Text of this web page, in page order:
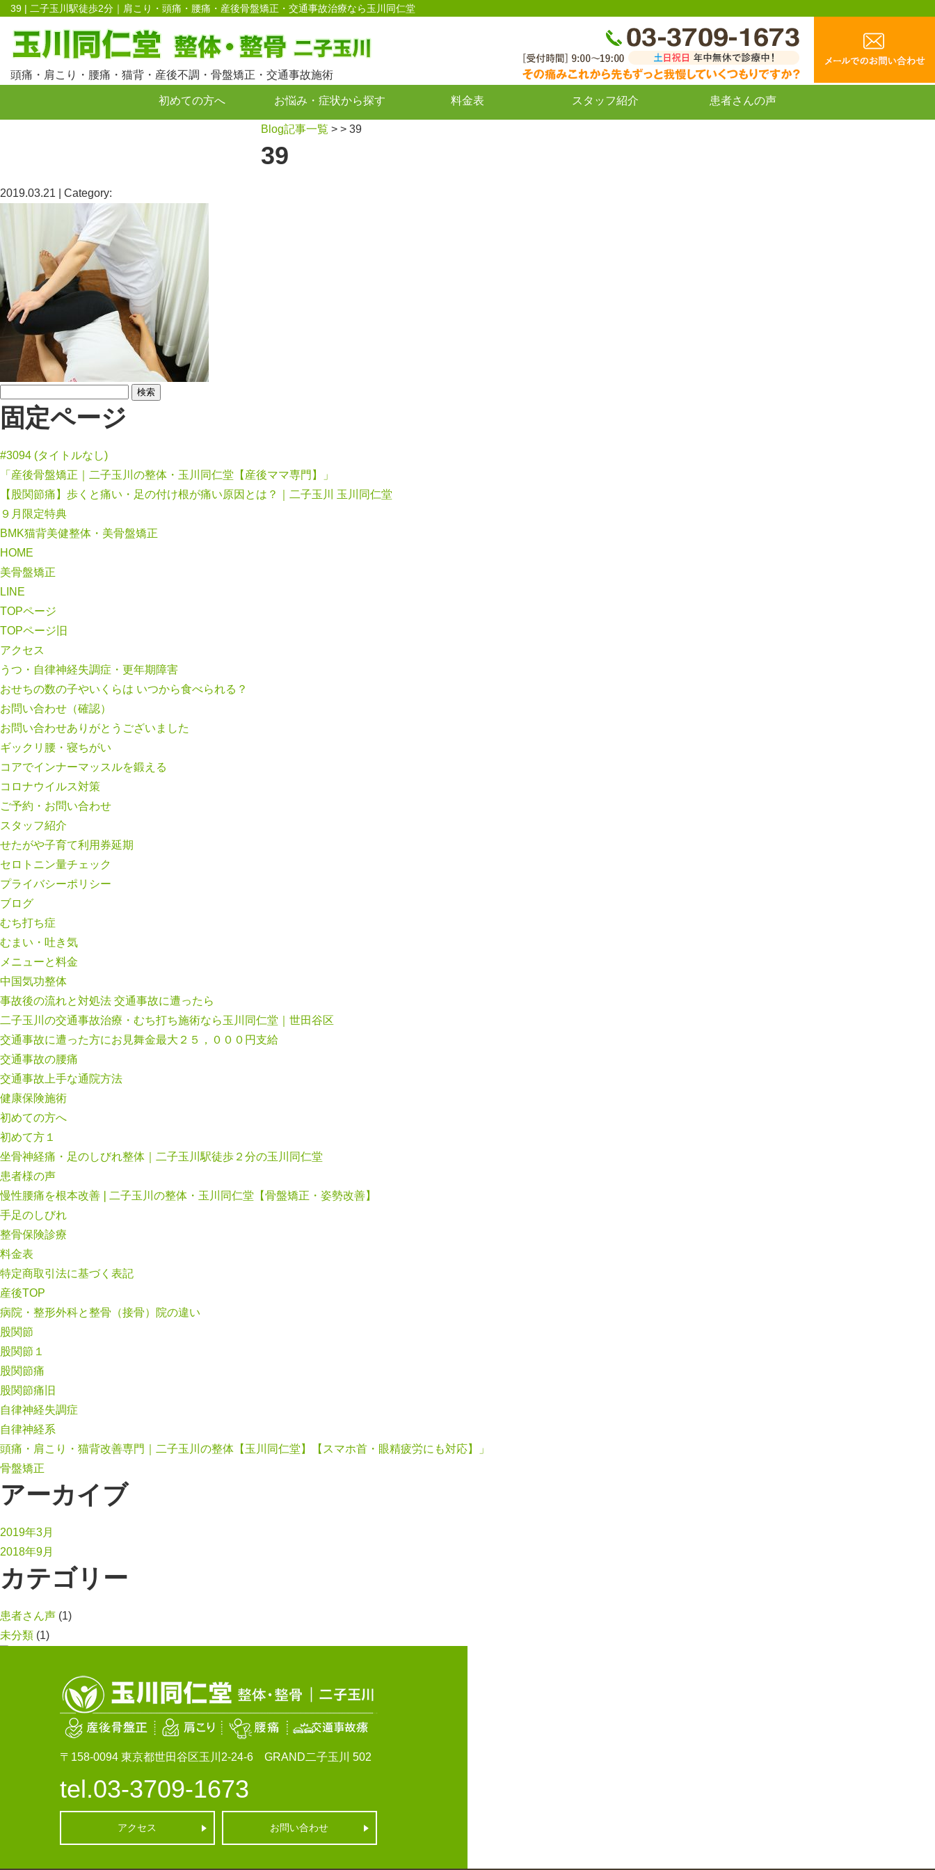
39 | 二子玉川駅徒歩2分｜肩こり・頭痛・腰痛・産後骨盤矯正・交通事故治療なら玉川同仁堂
頭痛・肩こり・腰痛・猫背・産後不調・骨盤矯正・交通事故施術
初めての方へ お悩み・症状から探す 料金表 スタッフ紹介 患者さんの声
Blog記事一覧 > > 39
39
2019.03.21 | Category:
索:固定ページ
#3094 (タイトルなし)
「産後骨盤矯正｜二子玉川の整体・玉川同仁堂【産後ママ専門】」
【股関節痛】歩くと痛い・足の付け根が痛い原因とは？｜二子玉川 玉川同仁堂
９月限定特典
BMK猫背美健整体・美骨盤矯正
HOME
美骨盤矯正
LINE
TOPページ
TOPページ旧
アクセス
うつ・自律神経失調症・更年期障害
おせちの数の子やいくらは いつから食べられる？
お問い合わせ（確認）
お問い合わせありがとうございました
ギックリ腰・寝ちがい
コアでインナーマッスルを鍛える
コロナウイルス対策
ご予約・お問い合わせ
スタッフ紹介
せたがや子育て利用券延期
セロトニン量チェック
プライバシーポリシー
ブログ
むち打ち症
むまい・吐き気
メニューと料金
中国気功整体
事故後の流れと対処法 交通事故に遭ったら
二子玉川の交通事故治療・むち打ち施術なら玉川同仁堂｜世田谷区
交通事故に遭った方にお見舞金最大２５，０００円支給
交通事故の腰痛
交通事故上手な通院方法
健康保険施術
初めての方へ
初めて方１
坐骨神経痛・足のしびれ整体｜二子玉川駅徒歩２分の玉川同仁堂
患者様の声
慢性腰痛を根本改善❘二子玉川の整体・玉川同仁堂【骨盤矯正・姿勢改善】
手足のしびれ
整骨保険診療
料金表
特定商取引法に基づく表記
産後TOP
病院・整形外科と整骨（接骨）院の違い
股関節
股関節１
股関節痛
股関節痛旧
自律神経失調症
自律神経系
頭痛・肩こり・猫背改善専門｜二子玉川の整体【玉川同仁堂】【スマホ首・眼精疲労にも対応】」
骨盤矯正
アーカイブ
2019年3月
2018年9月
カテゴリー
患者さん声 (1)
未分類 (1)
〒158-0094 東京都世田谷区玉川2-24-6 GRAND二子玉川 502
tel.03-3709-1673
アクセス お問い合わせ